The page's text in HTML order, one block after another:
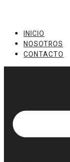
contenidoINICIO
NOSOTROS
CONTACTO